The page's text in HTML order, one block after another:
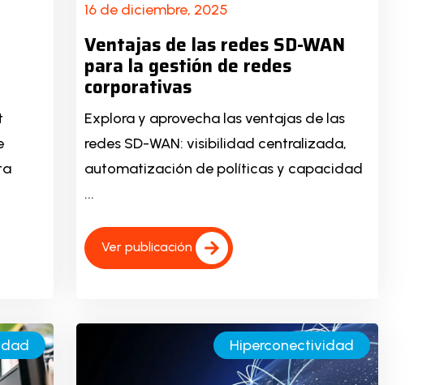
16 de diciembre, 2025
Ventajas de las redes SD-WAN
para la gestión de redes
corporativas
Explora y aprovecha las ventajas de las
redes SD-WAN: visibilidad centralizada,
automatización de políticas y capacidad
...
Ver publicación
Hiperconectividad